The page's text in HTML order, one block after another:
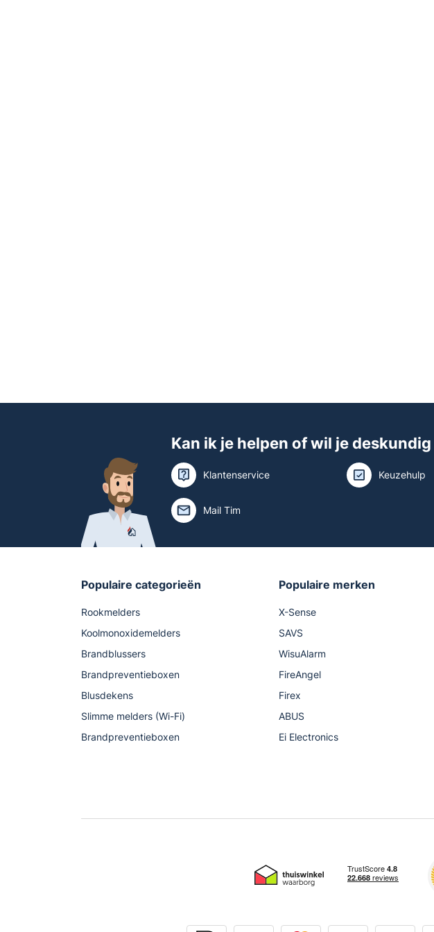
Kan ik je helpen of wil je
Klantenservice Keuzehulp
Mail Tim
Populaire categorieën
Rookmelders
Koolmonoxidemelders
Brandblussers
Brandpreventieboxen
Blusdekens
Slimme melders (Wi-Fi)
Brandpreventieboxen
Populaire merken
X-Sense
SAVS
WisuAlarm
FireAngel
Firex
ABUS
Ei Electronics